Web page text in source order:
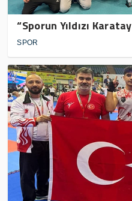
“Sporun Yıldızı
SPOR